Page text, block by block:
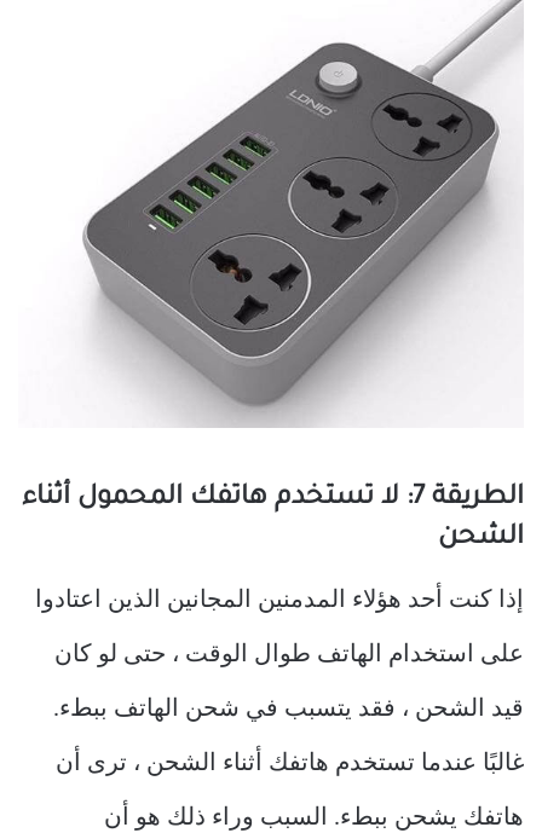
الطريقة 7: لا تستخدم هاتفك المحمول أثناء
الشحن
إذا كنت أحد هؤلاء المدمنين المجانين الذين اعتادوا
على استخدام الهاتف طوال الوقت ، حتى لو كان
قيد الشحن ، فقد يتسبب في شحن الهاتف ببطء.
غالبًا عندما تستخدم هاتفك أثناء الشحن ، ترى أن
هاتفك يشحن ببطء. السبب وراء ذلك هو أن